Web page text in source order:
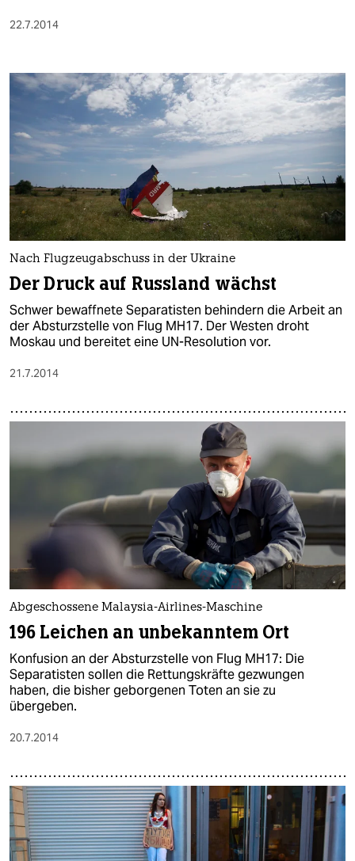
22.7.2014
Nach Flugzeugabschuss in der Ukraine
Der Druck auf Russland wächst
Schwer bewaffnete Separatisten behindern die Arbeit an
der Absturzstelle von Flug MH17. Der Westen droht
Moskau und bereitet eine UN-Resolution vor.
21.7.2014
Abgeschossene Malaysia-Airlines-Maschine
196 Leichen an unbekanntem Ort
Konfusion an der Absturzstelle von Flug MH17: Die
Separatisten sollen die Rettungskräfte gezwungen
haben, die bisher geborgenen Toten an sie zu
übergeben.
20.7.2014